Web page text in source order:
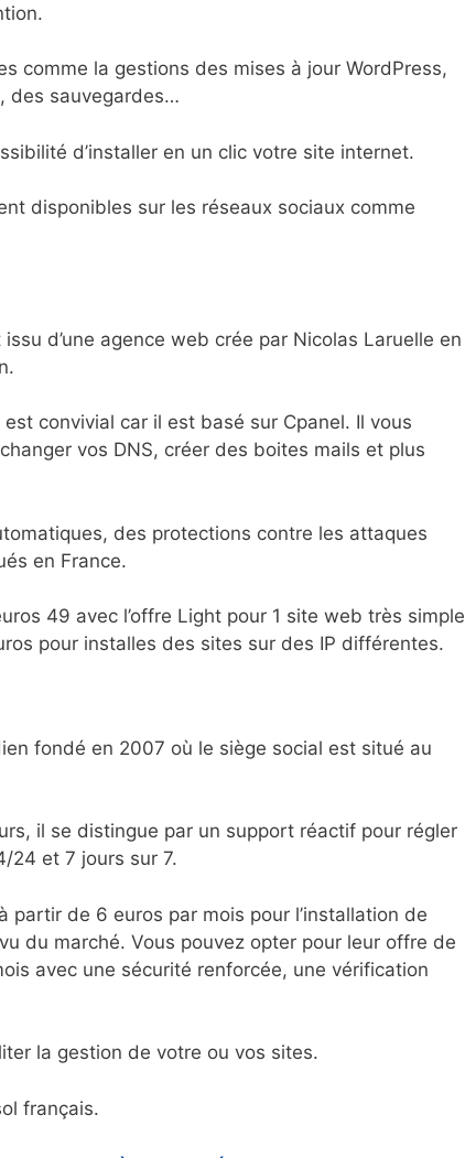
comme la gestions des mises à jour WordPress,
des sauvegardes…
d’installer en un clic votre site internet.
disponibles sur les réseaux sociaux comme
d’une agence web crée par Nicolas Laruelle en
convivial car il est basé sur Cpanel. Il vous
vos DNS, créer des boites mails et plus
des protections contre les attaques
en France.
49 avec l’offre Light pour 1 site web très simple
pour installes des sites sur des IP différentes.
fondé en 2007 où le siège social est situé au
il se distingue par un support réactif pour régler
24 et 7 jours sur 7.
partir de 6 euros par mois pour l’installation de
du marché. Vous pouvez opter pour leur offre de
avec une sécurité renforcée, une vérification
la gestion de votre ou vos sites.
français.